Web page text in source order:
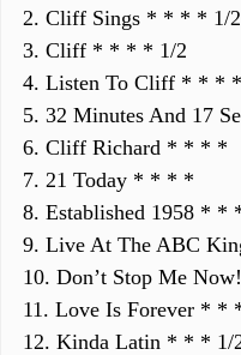
2. Cliff Sings * * * * 1/2
3. Cliff * * * * 1/2
4. Listen To Cliff * * *
5. 32 Minutes And 17
6. Cliff Richard * * * *
7. 21 Today * * * *
8. Established 1958 * *
9. Live At The ABC
10. Don’t Stop Me
11. Love Is Forever * *
12. Kinda Latin * * * 1/